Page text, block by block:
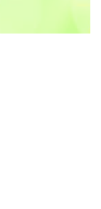
」、「加賀獅子
るエリア。「鶴来
か、雪や自然、豊